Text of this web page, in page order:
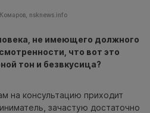
nsknews.info
не имеющего должного
что вот это
тон и безвкусица?
на консультацию приходит
зачастую достаточно